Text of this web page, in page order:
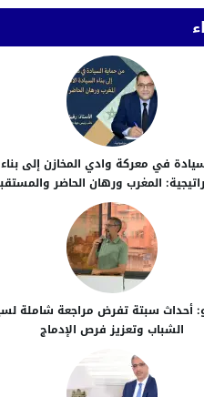
في معركة وادي المخازن إلى
المغرب ورهان الحاضر
أحداث سبتة تفرض مراجعة شاملة
الشباب وتعزيز فرص الإدماج